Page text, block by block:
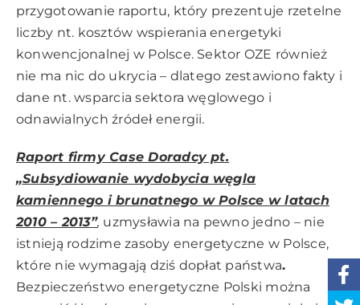
przygotowanie raportu, który prezentuje rzetelne
liczby nt. kosztów wspierania energetyki
konwencjonalnej w Polsce. Sektor OZE również
nie ma nic do ukrycia – dlatego zestawiono fakty i
dane nt. wsparcia sektora węglowego i
odnawialnych źródeł energii.
Raport firmy Case Doradcy pt.
„Subsydiowanie wydobycia węgla
kamiennego i brunatnego w Polsce w latach
2010 – 2013”, uzmysławia na pewno jedno – nie
istnieją rodzime zasoby energetyczne w Polsce,
które nie wymagają dziś dopłat państwa.
Bezpieczeństwo energetyczne Polski można